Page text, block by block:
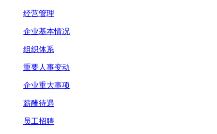
经营管理
企业基本情况
组织体系
重要人事变动
企业重大事项
薪酬待遇
员工招聘